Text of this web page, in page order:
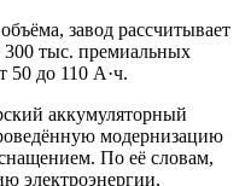
завод рассчитывает
300 тыс. премиальных
50 до 110 А·ч.
аккумуляторный
модернизацию
По её словам,
электроэнергии,